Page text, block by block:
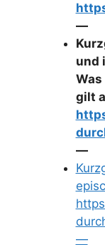
—
und
gilt
—
—